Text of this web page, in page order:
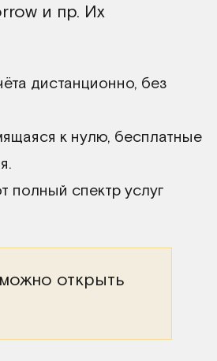
и пр. Их
дистанционно, без
к нулю, бесплатные
полный спектр услуг
открыть